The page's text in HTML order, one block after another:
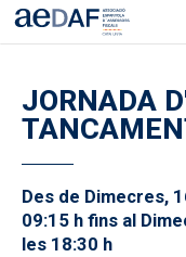
JORNADA
Des de Dimecres,
09:15 h fins al
les 18:30 h